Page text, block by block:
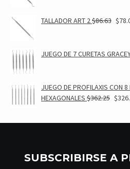
TALLADOR ART 2$86.63 $
JUEGO DE 7 CURETAS
JUEGO DE PROFILAXIS CON
HEXAGONALES $362.25 $
SUBSCRIBIRSE A